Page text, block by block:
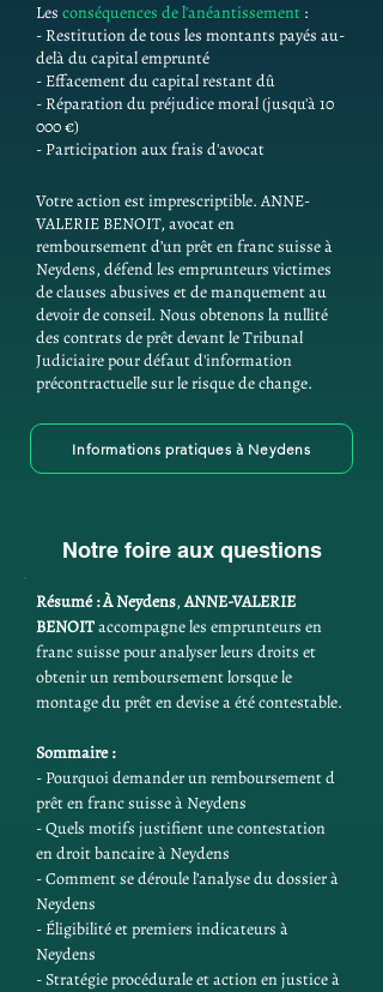
Les conséquences de l'anéantissement :
- Restitution de tous les montants payés au-
delà du capital emprunté
- Effacement du capital restant dû
- Réparation du préjudice moral (jusqu'à 10
000 €)
- Participation aux frais d'avocat
Votre action est imprescriptible. ANNE-
VALERIE BENOIT, avocat en
remboursement d’un prêt en franc suisse à
Neydens, défend les emprunteurs victimes
de clauses abusives et de manquement au
devoir de conseil. Nous obtenons la nullité
des contrats de prêt devant le Tribunal
Judiciaire pour défaut d'information
précontractuelle sur le risque de change.
Informations pratiques à Neydens
Notre foire aux questions
Résumé :À Neydens, ANNE-VALERIE
BENOIT accompagne les emprunteurs en
franc suisse pour analyser leurs droits et
obtenir un remboursement lorsque le
montage du prêt en devise a été contestable.
Sommaire :
- Pourquoi demander un remboursement d
prêt en franc suisse à Neydens
- Quels motifs justifient une contestation
en droit bancaire à Neydens
- Comment se déroule l’analyse du dossier à
Neydens
- Éligibilité et premiers indicateurs à
Neydens
- Stratégie procédurale et action en justice à